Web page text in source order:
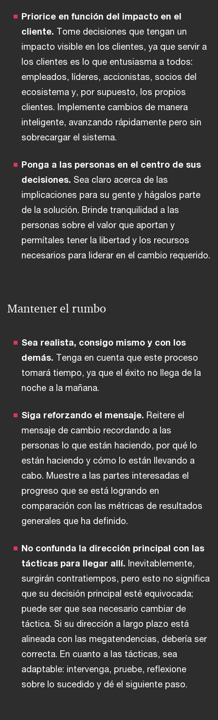
Priorice en función del impacto en el
cliente. Tome decisiones que tengan un
impacto visible en los clientes, ya que servir a
los clientes es lo que entusiasma a todos:
empleados, líderes, accionistas, socios del
ecosistema y, por supuesto, los propios
clientes. Implemente cambios de manera
inteligente, avanzando rápidamente pero sin
sobrecargar el sistema.
Ponga a las personas en el centro de sus
decisiones. Sea claro acerca de las
implicaciones para su gente y hágalos parte
de la solución. Brinde tranquilidad a las
personas sobre el valor que aportan y
permítales tener la libertad y los recursos
necesarios para liderar en el cambio requerido.
Mantener el rumbo
Sea realista, consigo mismo y con los
demás. Tenga en cuenta que este proceso
tomará tiempo, ya que el éxito no llega de la
noche a la mañana.
Siga reforzando el mensaje. Reitere el
mensaje de cambio recordando a las
personas lo que están haciendo, por qué lo
están haciendo y cómo lo están llevando a
cabo. Muestre a las partes interesadas el
progreso que se está logrando en
comparación con las métricas de resultados
generales que ha definido.
No confunda la dirección principal con las
tácticas para llegar allí. Inevitablemente,
surgirán contratiempos, pero esto no significa
que su decisión principal esté equivocada;
puede ser que sea necesario cambiar de
táctica. Si su dirección a largo plazo está
alineada con las megatendencias, debería ser
correcta. En cuanto a las tácticas, sea
adaptable: intervenga, pruebe, reflexione
sobre lo sucedido y dé el siguiente paso.